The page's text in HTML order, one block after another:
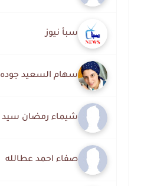
سبأ نيوز
سهام السعيد جوده
شيماء رمضان سيد
صفاء احمد عطالله